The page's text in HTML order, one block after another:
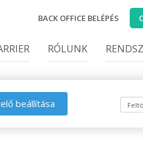
BACK OFFICE BELÉPÉS
RÓLUNK
beállítása